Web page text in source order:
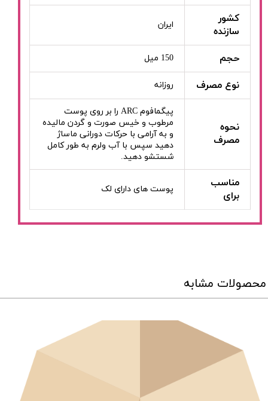
کشور
سازنده
ایران
حجم 150 میل
نوع مصرف روزانه
نحوه
مصرف
پیگمافوم ARC را بر روی پوست
مرطوب و خیس صورت و گردن مالیده
و به آرامی با حرکات دورانی ماساژ
دهید سپس با آب ولرم به طور کامل
شستشو دهید.
مناسب
برای
پوست های دارای لک
محصولات مشابه